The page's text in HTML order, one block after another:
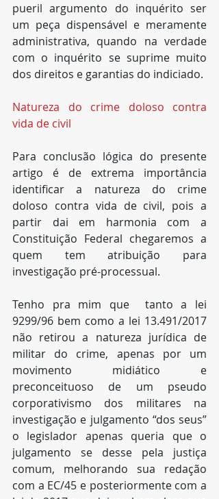
pueril argumento do inquérito ser
um peça dispensável e meramente
administrativa, quando na verdade
com o inquérito se suprime muito
dos direitos e garantias do indiciado.
Natureza do crime doloso contra
vida de civil
Para conclusão lógica do presente
artigo é de extrema importância
identificar a natureza do crime
doloso contra vida de civil, pois a
partir dai em harmonia com a
Constituição Federal chegaremos a
quem tem atribuição para
investigação pré-processual.
Tenho pra mim que  tanto a lei
9299/96 bem como a lei 13.491/2017
não retirou a natureza jurídica de
militar do crime, apenas por um
movimento midiático e
preconceituoso de um pseudo
corporativismo dos militares na
investigação e julgamento “dos seus”
o legislador apenas queria que o
julgamento se desse pela justiça
comum, melhorando sua redação
com a EC/45 e posteriormente com a